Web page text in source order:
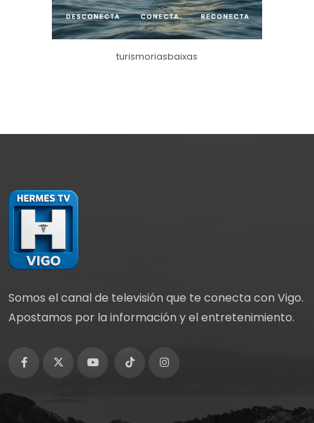
turismoriasbaixas
Somos el canal de televisión que te conecta con Vigo.
Apostamos por la información y el entretenimiento.